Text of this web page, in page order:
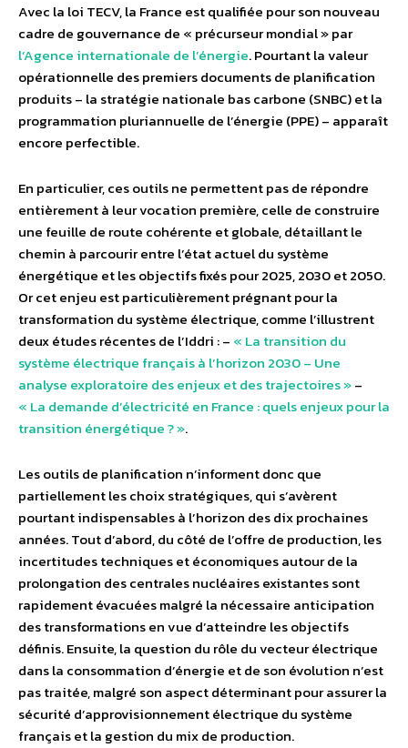
Avec la loi TECV, la France est qualifiée pour son nouveau
cadre de gouvernance de « précurseur mondial » par
l’Agence internationale de l’énergie. Pourtant la valeur
opérationnelle des premiers documents de planification
produits – la stratégie nationale bas carbone (SNBC) et la
programmation pluriannuelle de l’énergie (PPE) – apparaît
encore perfectible.
En particulier, ces outils ne permettent pas de répondre
entièrement à leur vocation première, celle de construire
une feuille de route cohérente et globale, détaillant le
chemin à parcourir entre l’état actuel du système
énergétique et les objectifs fixés pour 2025, 2030 et 2050.
Or cet enjeu est particulièrement prégnant pour la
transformation du système électrique, comme l’illustrent
deux études récentes de l’Iddri : – « La transition du
système électrique français à l’horizon 2030 – Une
analyse exploratoire des enjeux et des trajectoires »–
« La demande d’électricité en France : quels enjeux pour la
transition énergétique ? ».
Les outils de planification n’informent donc que
partiellement les choix stratégiques, qui s’avèrent
pourtant indispensables à l’horizon des dix prochaines
années. Tout d’abord, du côté de l’offre de production, les
incertitudes techniques et économiques autour de la
prolongation des centrales nucléaires existantes sont
rapidement évacuées malgré la nécessaire anticipation
des transformations en vue d’atteindre les objectifs
définis. Ensuite, la question du rôle du vecteur électrique
dans la consommation d’énergie et de son évolution n’est
pas traitée, malgré son aspect déterminant pour assurer la
sécurité d’approvisionnement électrique du système
français et la gestion du mix de production.